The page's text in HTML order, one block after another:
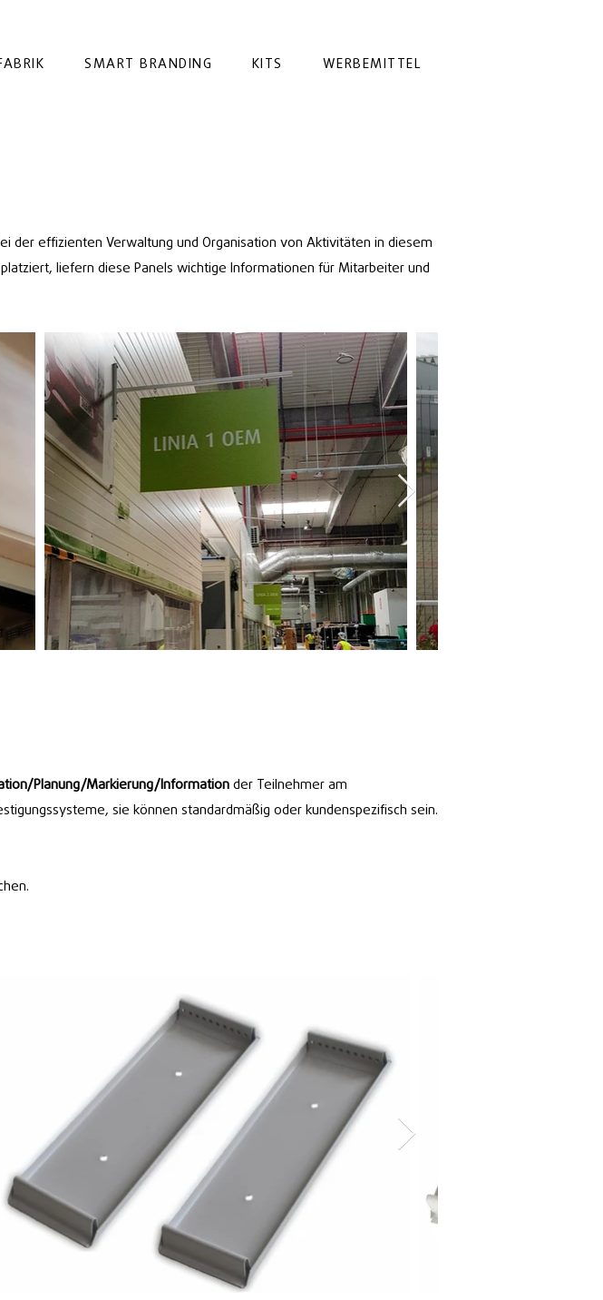
SMART BRANDING KITS WERBEMITTEL
der effizienten Verwaltung und Organisation von Aktivitäten in diesem
liefern diese Panels wichtige Informationen für Mitarbeiter und
Planung/Markierung/Information der Teilnehmer am
sie können standardmäßig oder kundenspezifisch sein.